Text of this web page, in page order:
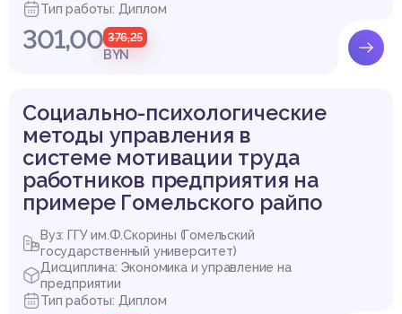
Тип работы: Диплом
301,00 376,25
BYN
Социально-психологические
методы управления в
системе мотивации труда
работников предприятия на
примере Гомельского райпо
Вуз: ГГУ им.Ф.Скорины (Гомельский
государственный университет)
Дисциплина: Экономика и управление на
предприятии
Тип работы: Диплом